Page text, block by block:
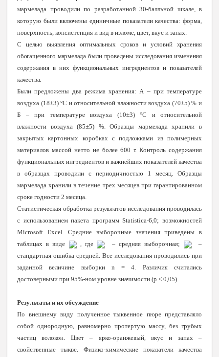
мармелада проводили по разработанной 30-балльной шкале, в
которую были включены единичные показатели качества: форма,
поверхность, консистенция и вид в изломе, цвет, вкус и запах.
С целью выявления оптимальных сроков и условий хранения
обогащенного мармелада были проведены исследования изменения
содержания в них функциональных ингредиентов и показателей
качества.
Были предложены два режима хранения: А – при температуре
воздуха (18±3) °С и относительной влажности воздуха (70±5) % и
Б – при температуре воздуха (10±3) °С и относительной
влажности воздуха (85±5) %. Образцы мармелада хранили в
закрытых картонных коробках с подложками из полимерных
материалов массой нетто не более 600 г. Контроль содержания
функциональных ингредиентов и важнейших показателей качества
в образцах проводили с периодичностью 1 месяц. Образцы
мармелада хранили в течение трех месяцев при гарантированном
сроке годности 2 месяца.
Статистическая обработка результатов исследования проводилась
с использованием пакета программ Statistica-6,0; возможностей
Microsoft Excel. Средние выборочные значения приведены в
таблицах в виде
, где – средняя выборочная;
–
стандартная ошибка средней. Все исследования проводились при
заданной величине выборки n = 4. Различия считались
достоверными при 95%-ном уровне значимости (р < 0,05).
Результаты и их обсуждение
По внешнему виду полученное тыквенное пюре представляло
собой однородную, равномерно протертую массу, без грубых
частиц волокон. Цвет – ярко-оранжевый, вкус и запах –
свойственные тыкве. Физико-химические показатели качества